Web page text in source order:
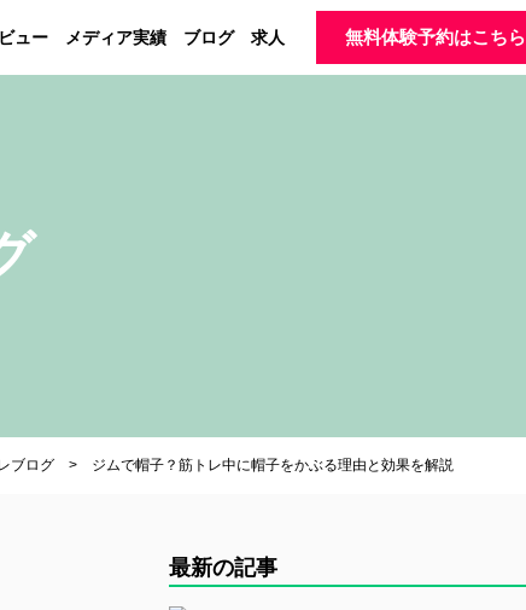
ュー メディア実績 ブログ 求人 無料体験予約はこちら
ブログ ジムで帽子？筋トレ中に帽子をかぶる理由と効果を解説
最新の記事